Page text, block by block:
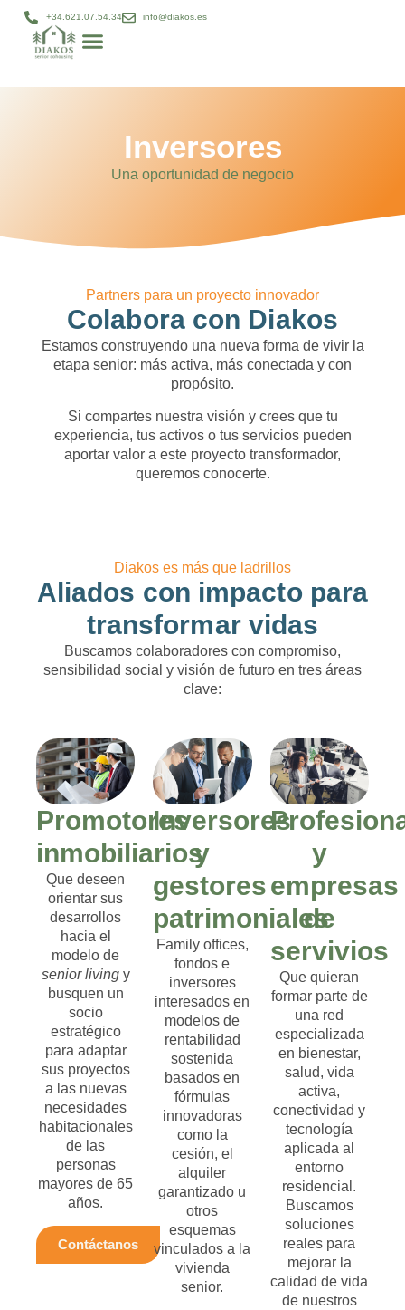
+34.621.07.54.34 info@diakos.es
Inversores
Una oportunidad de negocio
Partners para un proyecto innovador
Colabora con Diakos
Estamos construyendo una nueva forma de vivir la
etapa senior: más activa, más conectada y con
propósito.
Si compartes nuestra visión y crees que tu
experiencia, tus activos o tus servicios pueden
aportar valor a este proyecto transformador,
queremos conocerte.
Diakos es más que ladrillos
Aliados con impacto para
transformar vidas
Buscamos colaboradores con compromiso,
sensibilidad social y visión de futuro en tres áreas
clave:
Promotores
inmobiliarios
Que deseen
orientar sus
desarrollos
hacia el
modelo de
senior livingy
busquen un
socio
estratégico
para adaptar
sus proyectos
a las nuevas
necesidades
habitacionales
de las
personas
mayores de 65
años.
Contáctanos
Inversores
y
gestores
patrimoniales
Family offices,
fondos e
inversores
interesados en
modelos de
rentabilidad
sostenida
basados en
fórmulas
innovadoras
como la
cesión, el
alquiler
garantizado u
otros
esquemas
vinculados a la
vivienda
senior.
y
empresas
de
servivios
Que quieran
formar parte de
una red
especializada
en bienestar,
salud, vida
activa,
conectividad y
tecnología
aplicada al
entorno
residencial.
Buscamos
soluciones
reales para
mejorar la
calidad de vida
de nuestros